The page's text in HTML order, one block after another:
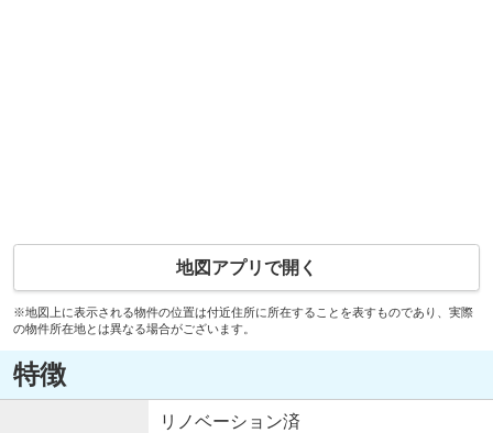
地図アプリで開く
※地図上に表示される物件の位置は付近住所に所在することを表すものであり、実際
の物件所在地とは異なる場合がございます。
特徴
リノベーション済